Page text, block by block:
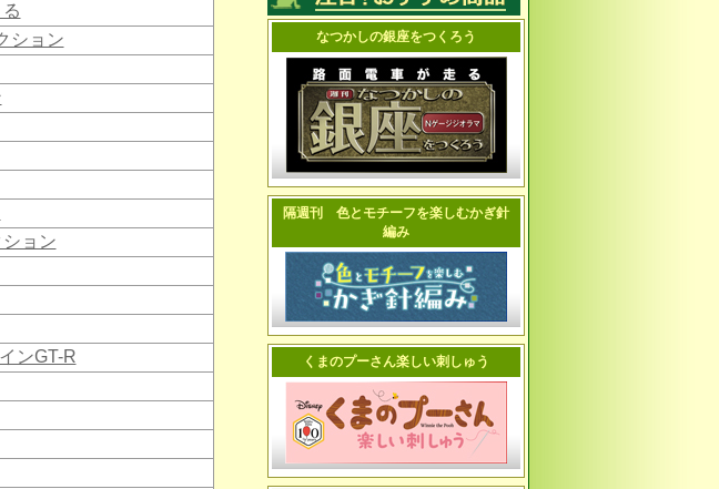
ション
ョン
ンGT-R
なつかしの銀座をつくろう
隔週刊 色とモチーフを楽しむかぎ針
編み
くまのプーさん楽しい刺しゅう